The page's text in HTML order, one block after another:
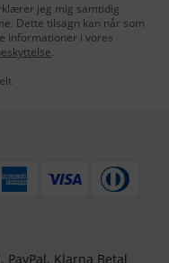
jeg mig samtidig
Dette tilsagn kan når som
informationer i vores
.
PayPal, Klarna Betal